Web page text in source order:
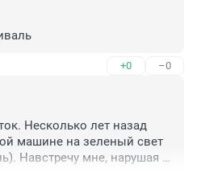
+0 –0
Несколько лет назад
машине на зеленый свет
Навстречу мне, нарушая